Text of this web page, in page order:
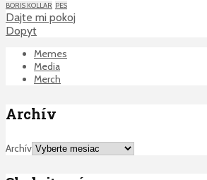
BORIS KOLLAR PES
Dajte mi pokoj
Dopyt
Memes
Media
Merch
Archív
Archív